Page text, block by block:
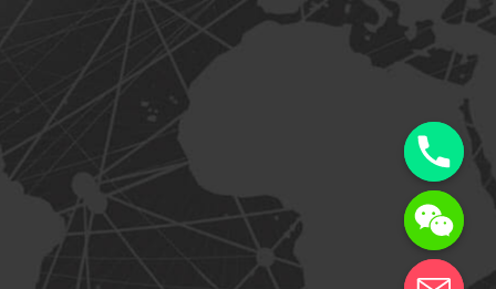
d
e
c
h
a
t
y